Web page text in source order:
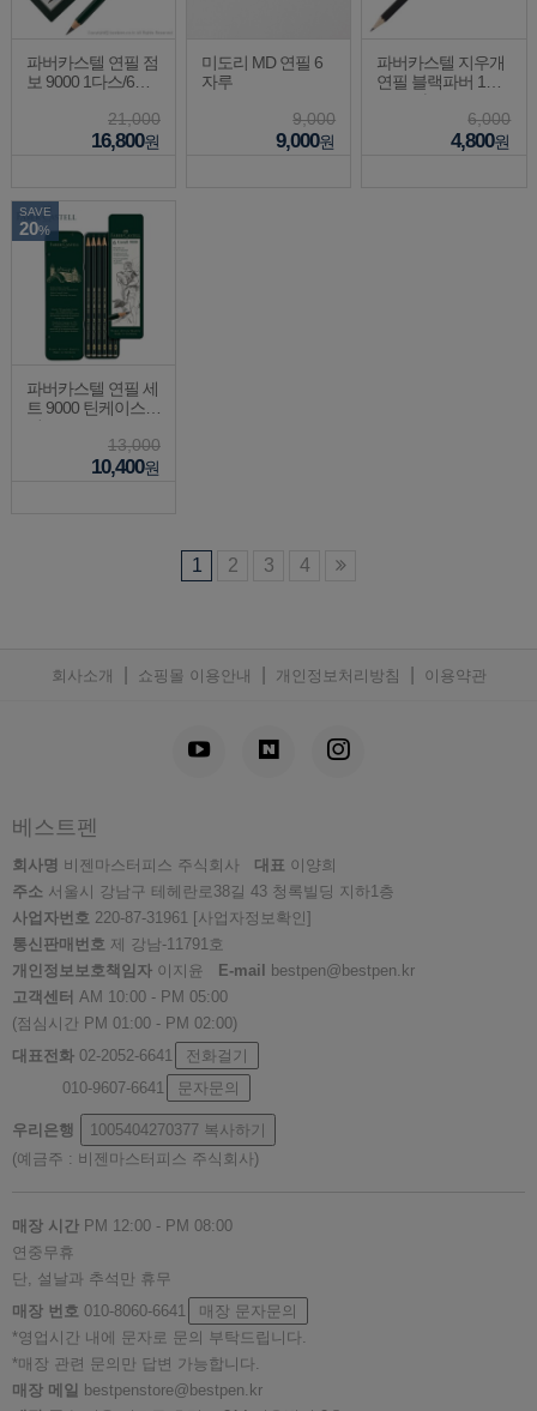
파버카스텔 연필 점
보 9000 1다스/6자
21,000
16,800원
미도리 MD 연필 6
자루
9,000
9,000원
파버카스텔 지우개
연필 블랙파버 1다
스/12자루
6,000
4,800원
SAVE
20%
파버카스텔 연필 세
트 9000 틴케이스 6
13,000
10,400원
1 2 3 4
회사소개 쇼핑몰 이용안내 개인정보처리방침 이용약관
베스트펜
회사명 비젠마스터피스 주식회사 대표 이양희
주소 서울시 강남구 테헤란로38길 43 청록빌딩 지하1층
사업자번호 220-87-31961 [사업자정보확인]
통신판매번호 제 강남-11791호
개인정보보호책임자 이지윤 E-mail
bestpen@bestpen.kr
고객센터 AM 10:00 - PM 05:00
(점심시간 PM 01:00 - PM 02:00)
대표전화 02-2052-6641
전화걸기
010-9607-6641
문자문의
우리은행 1005404270377 복사하기
(예금주 : 비젠마스터피스 주식회사)
매장 시간 PM 12:00 - PM 08:00
연중무휴
단, 설날과 추석만 휴무
매장 번호 010-8060-6641
매장 문자문의
*영업시간 내에 문자로 문의 부탁드립니다.
*매장 관련 문의만 답변 가능합니다.
매장 메일 bestpenstore@bestpen.kr